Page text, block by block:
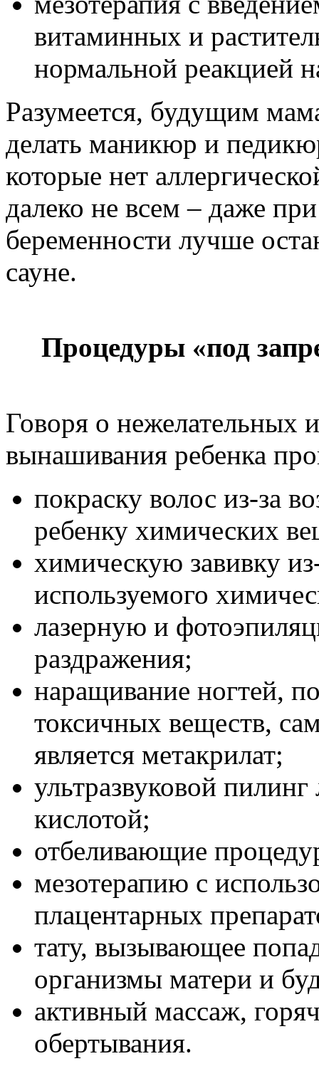
витаминных и
нормальной реакцией
Разумеется, будущим
делать маникюр и
которые нет
далеко не всем – даже
беременности лучше
сауне.
Процедуры «под
Говоря о нежелательных
вынашивания ребенка
покраску волос из-за
ребенку химических
химическую завивку
используемого
лазерную и
раздражения;
наращивание ногтей,
токсичных веществ,
является метакрилат;
ультразвуковой
кислотой;
отбеливающие
мезотерапию с
плацентарных
тату, вызывающее
организмы матери и
активный массаж,
обертывания.